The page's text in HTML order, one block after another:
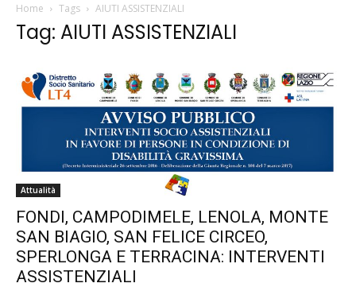
Home Tags AIUTI ASSISTENZIALI
Tag: AIUTI ASSISTENZIALI
Attualità
FONDI, CAMPODIMELE, LENOLA, MONTE
SAN BIAGIO, SAN FELICE CIRCEO,
SPERLONGA E TERRACINA: INTERVENTI
ASSISTENZIALI